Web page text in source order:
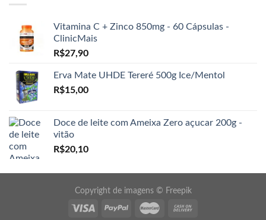
Vitamina C + Zinco 850mg - 60 Cápsulas -
ClinicMais
R$27,90
Erva Mate UHDE Tereré 500g Ice/Mentol
R$15,00
Doce de leite com Ameixa Zero açucar 200g -
vitão
R$20,10
Copyright de imagens © Freepik